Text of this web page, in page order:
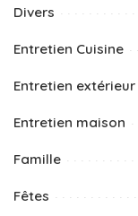
Divers
Entretien Cuisine
Entretien extérieur
Entretien maison
Famille
Fêtes